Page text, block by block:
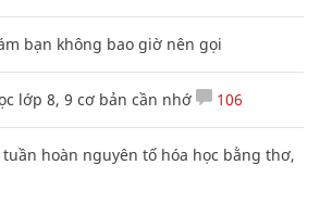
bạn không bao giờ nên gọi
lớp 8, 9 cơ bản cần nhớ 106
hoàn nguyên tố hóa học bằng thơ,